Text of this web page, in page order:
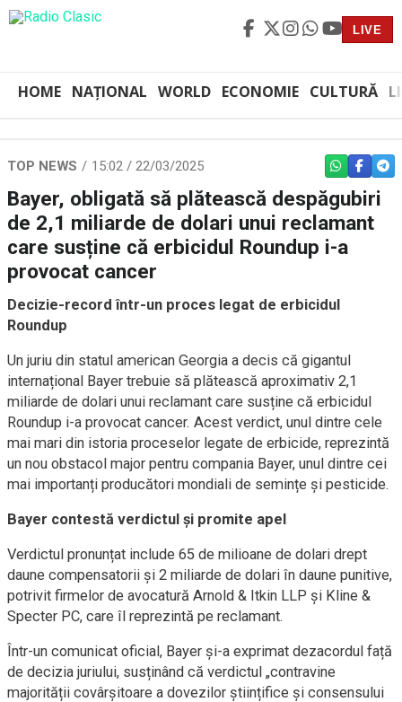
LIVE
HOME NAȚIONAL WORLD ECONOMIE CULTURĂ
TOP NEWS 15:02 / 22/03/2025 WHATSAPP
Bayer, obligată să plătească despăgubiri
de 2,1 miliarde de dolari unui reclamant
care susține că erbicidul Roundup i-a
provocat cancer
Decizie-record într-un proces legat de erbicidul
Roundup
Un juriu din statul american Georgia a decis că gigantul
internațional Bayer trebuie să plătească aproximativ 2,1
miliarde de dolari unui reclamant care susține că erbicidul
Roundup i-a provocat cancer. Acest verdict, unul dintre cele
mai mari din istoria proceselor legate de erbicide, reprezintă
un nou obstacol major pentru compania Bayer, unul dintre cei
mai importanți producători mondiali de semințe și pesticide.
Bayer contestă verdictul și promite apel
Verdictul pronunțat include 65 de milioane de dolari drept
daune compensatorii și 2 miliarde de dolari în daune punitive,
potrivit firmelor de avocatură Arnold & Itkin LLP și Kline &
Specter PC, care îl reprezintă pe reclamant.
Într-un comunicat oficial, Bayer și-a exprimat dezacordul față
de decizia juriului, susținând că verdictul „contravine
majorității covârșitoare a dovezilor științifice și consensului